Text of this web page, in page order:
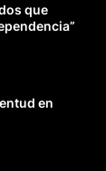
que
en